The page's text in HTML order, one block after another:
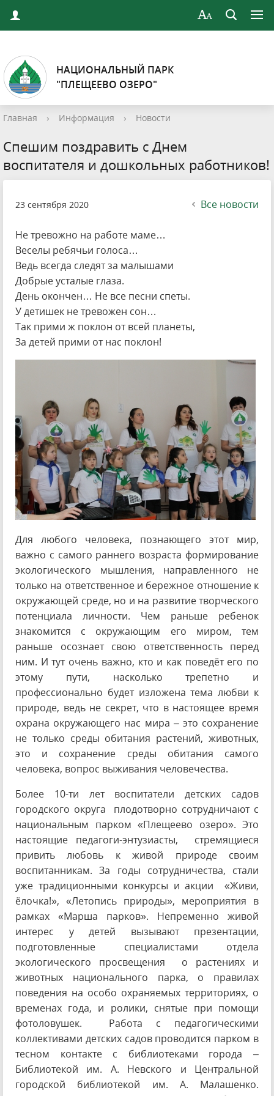
НАЦИОНАЛЬНЫЙ ПАРК
"ПЛЕЩЕЕВО ОЗЕРО"
Главная › Информация › Новости
Спешим поздравить с Днем
воспитателя и дошкольных работников!
23 сентября 2020 Все новости
Не тревожно на работе маме…
Веселы ребячьи голоса…
Ведь всегда следят за малышами
Добрые усталые глаза.
День окончен… Не все песни спеты.
У детишек не тревожен сон…
Так прими ж поклон от всей планеты,
За детей прими от нас поклон!
Для любого человека, познающего этот мир,
важно с самого раннего возраста формирование
экологического мышления, направленного не
только на ответственное и бережное отношение к
окружающей среде, но и на развитие творческого
потенциала личности. Чем раньше ребенок
знакомится с окружающим его миром, тем
раньше осознает свою ответственность перед
ним. И тут очень важно, кто и как поведёт его по
этому пути, насколько трепетно и
профессионально будет изложена тема любви к
природе, ведь не секрет, что в настоящее время
охрана окружающего нас мира – это сохранение
не только среды обитания растений, животных,
это и сохранение среды обитания самого
человека, вопрос выживания человечества.
Более 10-ти лет воспитатели детских садов
городского округа плодотворно сотрудничают с
национальным парком «Плещеево озеро». Это
настоящие педагоги-энтузиасты, стремящиеся
привить любовь к живой природе своим
воспитанникам. За годы сотрудничества, стали
уже традиционными конкурсы и акции «Живи,
ёлочка!», «Летопись природы», мероприятия в
рамках «Марша парков». Непременно живой
интерес у детей вызывают презентации,
подготовленные специалистами отдела
экологического просвещения о растениях и
животных национального парка, о правилах
поведения на особо охраняемых территориях, о
временах года, и ролики, снятые при помощи
фотоловушек. Работа с педагогическими
коллективами детских садов проводится парком в
тесном контакте с библиотеками города –
Библиотекой им. А. Невского и Центральной
городской библиотекой им. А. Малашенко.